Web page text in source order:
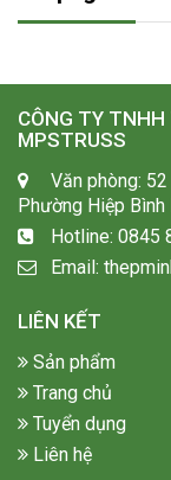
CÔNG TY
MPSTRUSS
Văn phòng:
Phường Hiệp
Hotline: 0845
Email:
LIÊN KẾT
Sản phẩm
Trang chủ
Tuyển dụng
Liên hệ